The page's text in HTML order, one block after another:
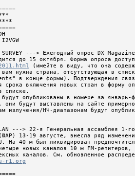
SURVEY ---> Ежегодный опрос DX
(имейте в виду, что она
вам нужна страна, отсутствующая в
в конце формы). Подтверждения
срока включения новых стран в форму
списке.
будут опубликованы в номере за январь-
они будут выставлены на сайте
излучения/НЧ-диапазонам будут
---> 22-я Генеральная ассамблея 1-
13-19 августе, внесла ряд
На 40 м был ликвидирован
новых каналов 10 м FM-репитеров,
каналов. См. обновленное
r1.org